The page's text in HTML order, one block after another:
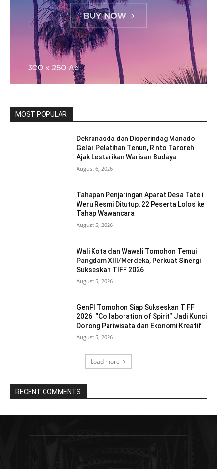
MOST POPULAR
Dekranasda dan Disperindag Manado
Gelar Pelatihan Tenun, Rinto Taroreh
Ajak Lestarikan Warisan Budaya
August 6, 2026
Tahapan Penjaringan Aparat Desa Tateli
Weru Resmi Ditutup, 22 Peserta Lolos ke
Tahap Wawancara
August 5, 2026
Wali Kota dan Wawali Tomohon Temui
Pangdam XIII/Merdeka, Perkuat Sinergi
Sukseskan TIFF 2026
August 5, 2026
GenPI Tomohon Siap Sukseskan TIFF
2026: “Collaboration of Spirit” Jadi Kunci
Dorong Pariwisata dan Ekonomi Kreatif
August 5, 2026
Load more
RECENT COMMENTS